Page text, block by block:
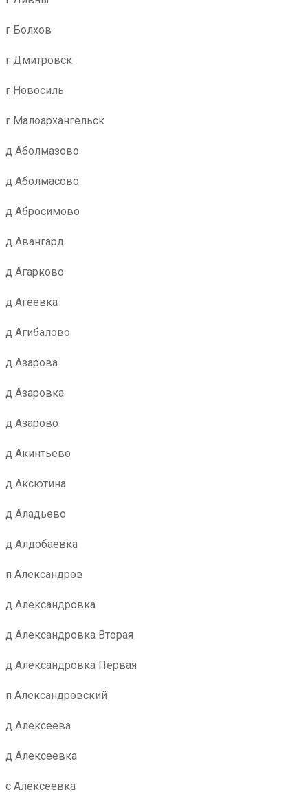
г Болхов
г Дмитровск
г Новосиль
г Малоархангельск
д Аболмазово
д Аболмасово
д Абросимово
д Авангард
д Агарково
д Агеевка
д Агибалово
д Азарова
д Азаровка
д Азарово
д Акинтьево
д Аксютина
д Аладьево
д Алдобаевка
п Александров
д Александровка
д Александровка Вторая
д Александровка Первая
п Александровский
д Алексеева
д Алексеевка
с Алексеевка